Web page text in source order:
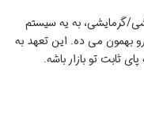
گرمایشی، به یه سیستم
بهمون می ده. این تعهد به
ثابت تو بازار باشه.